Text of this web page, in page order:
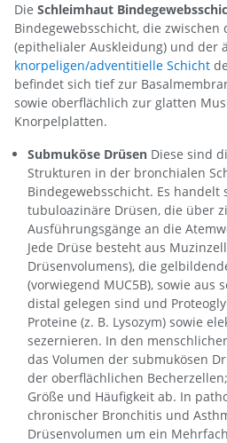
Die Schleimhaut
Bindegewebsschicht, die zwischen
(epithelialer Auskleidung) und der
knorpeligen/adventitielle Schicht
befindet sich tief zur
sowie oberflächlich zur glatten
Knorpelplatten.
Submuköse Drüsen Diese sind
Strukturen in der bronchialen
Bindegewebsschicht. Es handelt
tubuloazinäre Drüsen, die über
Ausführungsgänge an die
Jede Drüse besteht aus
Drüsenvolumens), die
(vorwiegend MUC5B), sowie aus
distal gelegen sind und
Proteine (z. B. Lysozym) sowie
sezernieren. In den
das Volumen der submukösen
der oberflächlichen
Größe und Häufigkeit ab. In
chronischer Bronchitis und
Drüsenvolumen um ein